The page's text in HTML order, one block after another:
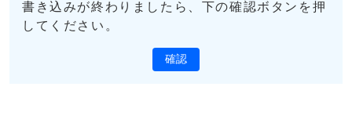
書き込みが終わりましたら、下の確認ボタンを押
してください。
確認